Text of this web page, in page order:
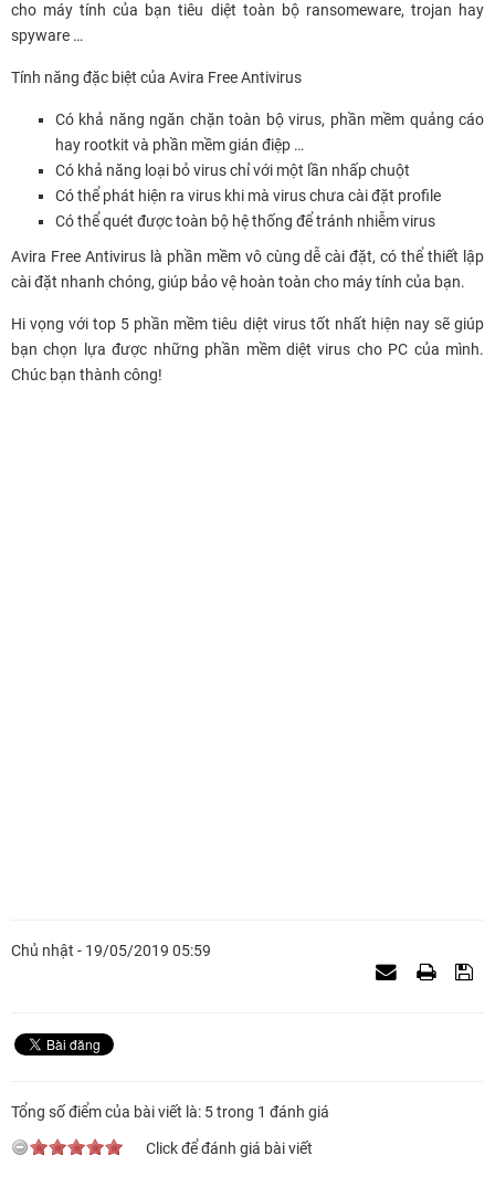
cho máy tính của bạn tiêu diệt toàn bộ ransomeware, trojan hay
spyware …
Tính năng đặc biệt của Avira Free Antivirus
Có khả năng ngăn chặn toàn bộ virus, phần mềm quảng cáo
hay rootkit và phần mềm gián điệp …
Có khả năng loại bỏ virus chỉ với một lần nhấp chuột
Có thể phát hiện ra virus khi mà virus chưa cài đặt profile
Có thể quét được toàn bộ hệ thống để tránh nhiễm virus
Avira Free Antivirus là phần mềm vô cùng dễ cài đặt, có thể thiết lập
cài đặt nhanh chóng, giúp bảo vệ hoàn toàn cho máy tính của bạn.
Hi vọng với top 5 phần mềm tiêu diệt virus tốt nhất hiện nay sẽ giúp
bạn chọn lựa được những phần mềm diệt virus cho PC của mình.
Chúc bạn thành công!
Chủ nhật - 19/05/2019 05:59
Tổng số điểm của bài viết là: 5 trong 1 đánh giá
Click để đánh giá bài viết